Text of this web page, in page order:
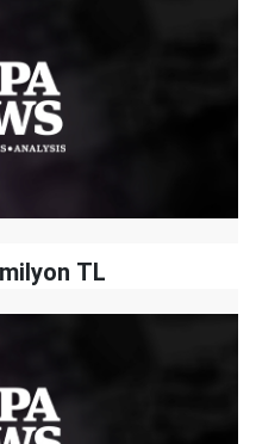
TL